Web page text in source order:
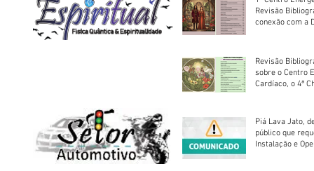
Revisão
conexão com a
Revisão
sobre o Centro
Cardíaco, o 4ª
Piá Lava Jato,
público que
Instalação e